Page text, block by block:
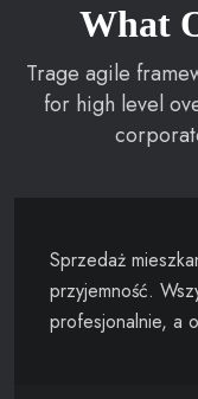
What
Trage agile
for high level
Sprzedaż
przyjemność.
profesjonalnie, a